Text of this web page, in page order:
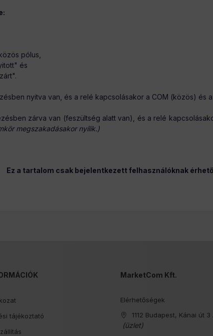
pólus,
és
nyitva van, és a relé kapcsolásakor a COM (közös) és
zárva van (feszültség alatt van), és a relé
megszakadásakor nyílik.)
Ez a tartalom csak bejelentkezett felhasználóknak
tájékoztató
MarketCom Kft.
Elérhetőségek
1112 Budapest, Kánai út 3
(üzlet)